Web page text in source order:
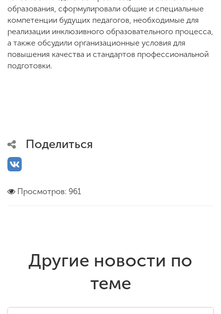
образования, сформулировали общие и специальные
компетенции будущих педагогов, необходимые для
реализации инклюзивного образовательного процесса,
а также обсудили организационные условия для
повышения качества и стандартов профессиональной
подготовки.
Поделиться
Просмотров: 961
Другие новости по
теме